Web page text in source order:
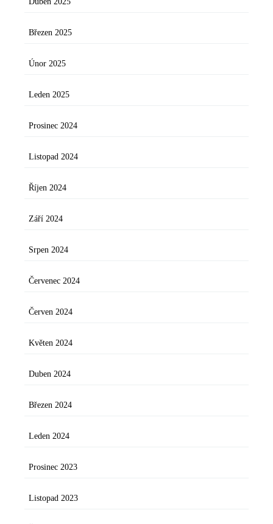
Březen 2025
Únor 2025
Leden 2025
Prosinec 2024
Listopad 2024
Říjen 2024
Září 2024
Srpen 2024
Červenec 2024
Červen 2024
Květen 2024
Duben 2024
Březen 2024
Leden 2024
Prosinec 2023
Listopad 2023